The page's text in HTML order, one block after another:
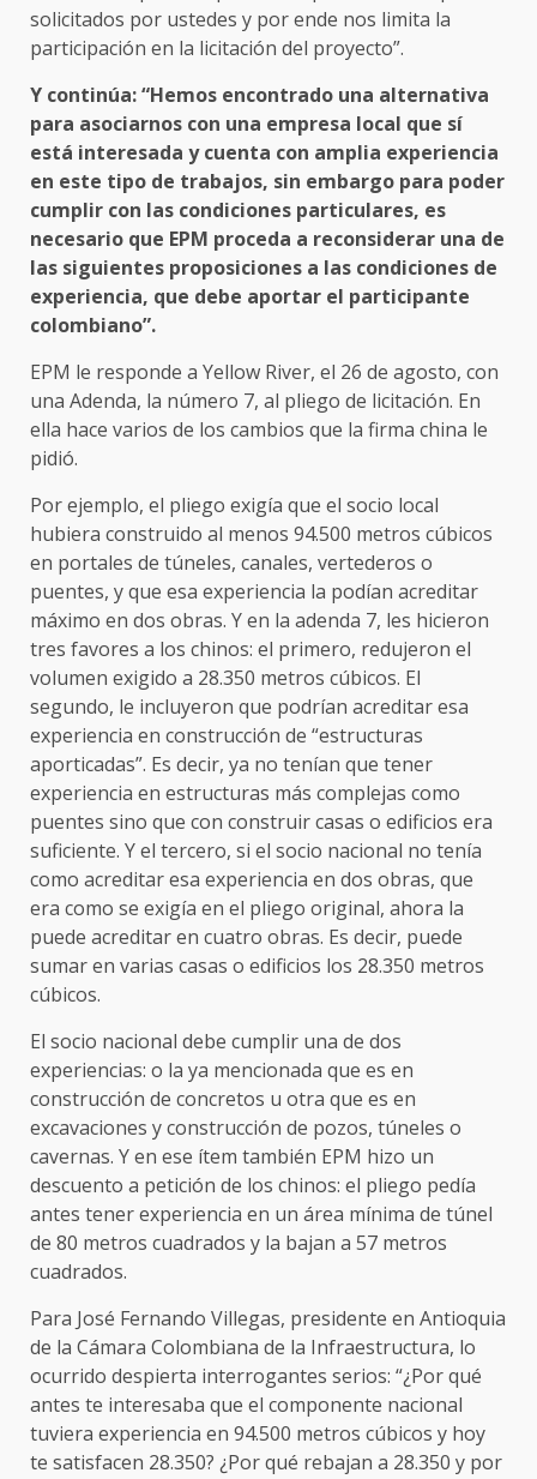
solicitados por ustedes y por ende nos limita la
participación en la licitación del proyecto”.
Y continúa: “Hemos encontrado una alternativa
para asociarnos con una empresa local que sí
está interesada y cuenta con amplia experiencia
en este tipo de trabajos, sin embargo para poder
cumplir con las condiciones particulares, es
necesario que EPM proceda a reconsiderar una de
las siguientes proposiciones a las condiciones de
experiencia, que debe aportar el participante
colombiano”.
EPM le responde a Yellow River, el 26 de agosto, con
una Adenda, la número 7, al pliego de licitación. En
ella hace varios de los cambios que la firma china le
pidió.
Por ejemplo, el pliego exigía que el socio local
hubiera construido al menos 94.500 metros cúbicos
en portales de túneles, canales, vertederos o
puentes, y que esa experiencia la podían acreditar
máximo en dos obras. Y en la adenda 7, les hicieron
tres favores a los chinos: el primero, redujeron el
volumen exigido a 28.350 metros cúbicos. El
segundo, le incluyeron que podrían acreditar esa
experiencia en construcción de “estructuras
aporticadas”. Es decir, ya no tenían que tener
experiencia en estructuras más complejas como
puentes sino que con construir casas o edificios era
suficiente. Y el tercero, si el socio nacional no tenía
como acreditar esa experiencia en dos obras, que
era como se exigía en el pliego original, ahora la
puede acreditar en cuatro obras. Es decir, puede
sumar en varias casas o edificios los 28.350 metros
cúbicos.
El socio nacional debe cumplir una de dos
experiencias: o la ya mencionada que es en
construcción de concretos u otra que es en
excavaciones y construcción de pozos, túneles o
cavernas. Y en ese ítem también EPM hizo un
descuento a petición de los chinos: el pliego pedía
antes tener experiencia en un área mínima de túnel
de 80 metros cuadrados y la bajan a 57 metros
cuadrados.
Para José Fernando Villegas, presidente en Antioquia
de la Cámara Colombiana de la Infraestructura, lo
ocurrido despierta interrogantes serios: “¿Por qué
antes te interesaba que el componente nacional
tuviera experiencia en 94.500 metros cúbicos y hoy
te satisfacen 28.350? ¿Por qué rebajan a 28.350 y por